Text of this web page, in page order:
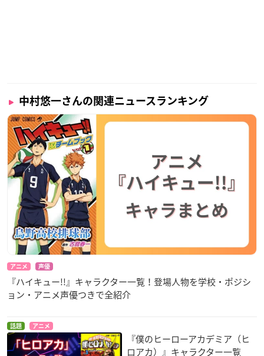
中村悠一さんの関連ニュースランキング
アニメ 声優
『ハイキュー!!』キャラクター一覧！登場人物を学校・ポジシ
ョン・アニメ声優つきで全紹介
話題 アニメ
『僕のヒーローアカデミア（ヒ
ロアカ）』キャラクター一覧